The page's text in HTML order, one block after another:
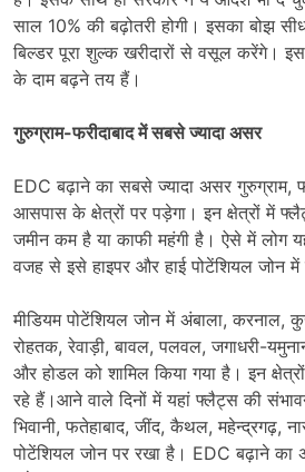
साल 10% की बढ़ोतरी होगी। इसका बोझ
बिल्डर पूरा शुल्क खरीदारों से वसूल करेंगे।
के दाम बढ़ने तय हैं।
गुरुग्राम-फरीदाबाद में सबसे ज्यादा असर
EDC बढ़ाने का सबसे ज्यादा असर गुरुग्राम,
आसपास के क्षेत्रों पर पड़ेगा। इन क्षेत्रों में
जमीन कम है या काफी महंगी है। ऐसे में लोग
वजह से इसे हाइपर और हाई पोटेंशियल जोन में
मीडियम पोटेंशियल जोन में अंबाला, करनाल,
रोहतक, रेवाड़ी, बावल, पलवल, जगाधरी-
और होडल को शामिल किया गया है। इन
रहे हैं।आने वाले दिनों में यहां फ्लैट्स की
भिवानी, फतेहाबाद, जींद, कैथल, महेन्द्रगढ़,
पोटेंशियल जोन पर रखा है। EDC बढ़ाने का